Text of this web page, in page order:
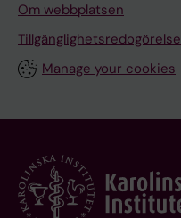
Om webbplatsen
Tillgänglighetsredogörelse
Manage your cookies